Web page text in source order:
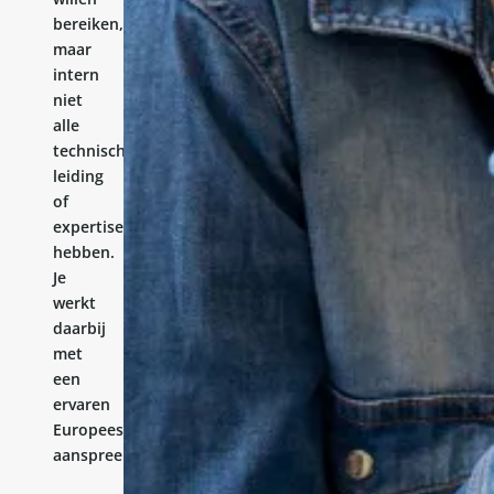
bereiken,
maar
intern
niet
alle
technische
leiding
of
expertise
hebben.
Je
werkt
daarbij
met
een
ervaren
Europees
aanspreekpunt.